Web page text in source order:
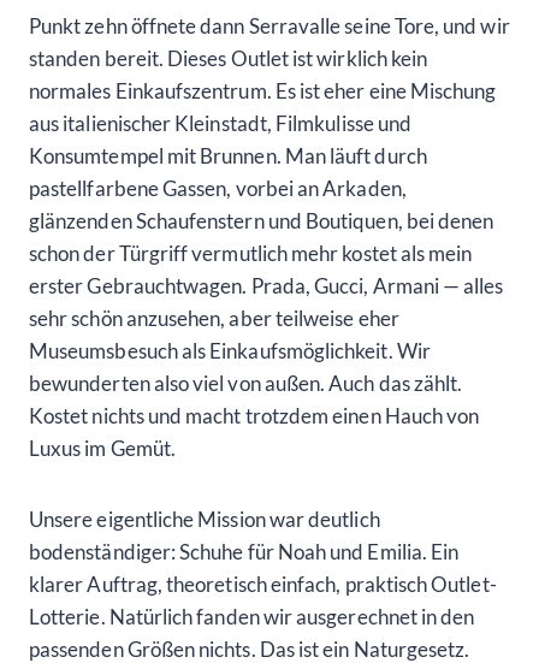
Punkt zehn öffnete dann Serravalle seine Tore, und wir
standen bereit. Dieses Outlet ist wirklich kein
normales Einkaufszentrum. Es ist eher eine Mischung
aus italienischer Kleinstadt, Filmkulisse und
Konsumtempel mit Brunnen. Man läuft durch
pastellfarbene Gassen, vorbei an Arkaden,
glänzenden Schaufenstern und Boutiquen, bei denen
schon der Türgriff vermutlich mehr kostet als mein
erster Gebrauchtwagen. Prada, Gucci, Armani — alles
sehr schön anzusehen, aber teilweise eher
Museumsbesuch als Einkaufsmöglichkeit. Wir
bewunderten also viel von außen. Auch das zählt.
Kostet nichts und macht trotzdem einen Hauch von
Luxus im Gemüt.
Unsere eigentliche Mission war deutlich
bodenständiger: Schuhe für Noah und Emilia. Ein
klarer Auftrag, theoretisch einfach, praktisch Outlet-
Lotterie. Natürlich fanden wir ausgerechnet in den
passenden Größen nichts. Das ist ein Naturgesetz.